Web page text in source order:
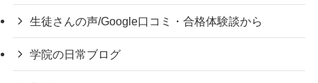
生徒さんの声/Google口コミ・合格体験談から
学院の日常ブログ